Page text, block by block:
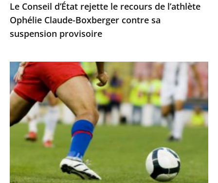
sa
suspension
provisoire
Le Conseil d’État rejette le recours de l’athlète
Ophélie Claude-Boxberger contre sa
suspension provisoire
BFM
TV
n’était
pas
autorisée
retransmettre
la
finale